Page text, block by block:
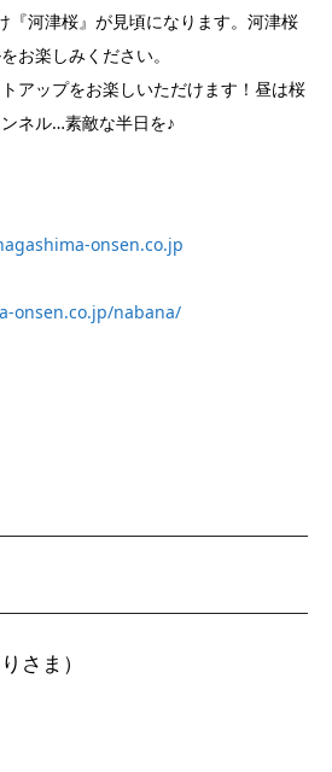
『河津桜』が見頃になります。河津桜
お楽しみください。
アップをお楽しいただけます！昼は桜
ネル…素敵な半日を♪
onsen.co.jp/nabana/
さま）